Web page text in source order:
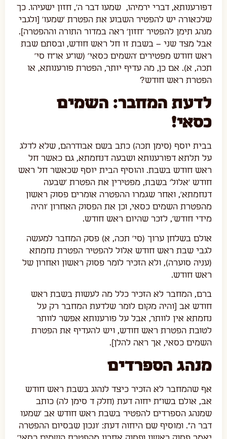
דפורענותא, דברי ירמיהו, שמעו דבר ה', חזון ישעיהו. כך
שלכאורה יש להפטיר השבוע את הפטרת 'שמעו' [ולגבי
מנהג תימן להפטיר 'חזון' ראה במדור התורה וההפטרה].
אבל מצד שני – בשבת זו חל ראש חודש, ובסתם שבת
ראש חודש מפטירים 'השמים כסאי' (שו"ע או"ח סי'
תכה, א). אם כן, מה עדיף יותר, הפטרת פורענותא, או
הפטרת ראש חודש?
לדעת המחבר: השמים
כסאי!
בבית יוסף (סימן תכה) כתב בשם אבודרהם, שלא לדלג
על תלתא דפורענותא ושבעה דנחמתא, גם כאשר חל
ראש חודש בשבת. והוסיף הבית יוסף שכאשר חל ראש
חודש 'אלול' בשבת, מפטירין את הפטרת 'שבעה
דנחמתא', ואחר שגמרו ההפטרה אומרים פסוק ראשון
מהפטרת השמים כסאי, וכן את הפסוק האחרון 'והיה
מידי חודש', לזכר שהיום ראש חודש.
אולם בשלחן ערוך (סי' תכה, א) פסק המחבר למעשה
לגבי שבת ראש חודש אלול להפטיר הפטרת נחמתא
(עניה סוערה), ולא הזכיר לומר פסוק ראשון ואחרון של
ראש חודש.
ברם, המחבר לא הזכיר כלל מה לעשות בשבת ראש
חודש אב [והיה מקום לומר שלדעת המחבר רק על
נחמתא אין לוותר, אבל על פורענותא אפשר לוותר
לטובת הפטרת ראש חודש, ויש להעדיף את הפטרת
השמים כסאי, אך ראה להלן].
מנהג הספרדים
אף שהמחבר לא הזכיר כיצד לנהוג בשבת ראש חודש
אב, אולם בשו"ת יחוה דעת (חלק ד סימן לה) כותב
שמנהג הספרדים להפטיר בשבת ראש חודש אב 'שמעו
דבר ה". ומוסיף שם היחוה דעת: 'ונכון שבסיום ההפטרה